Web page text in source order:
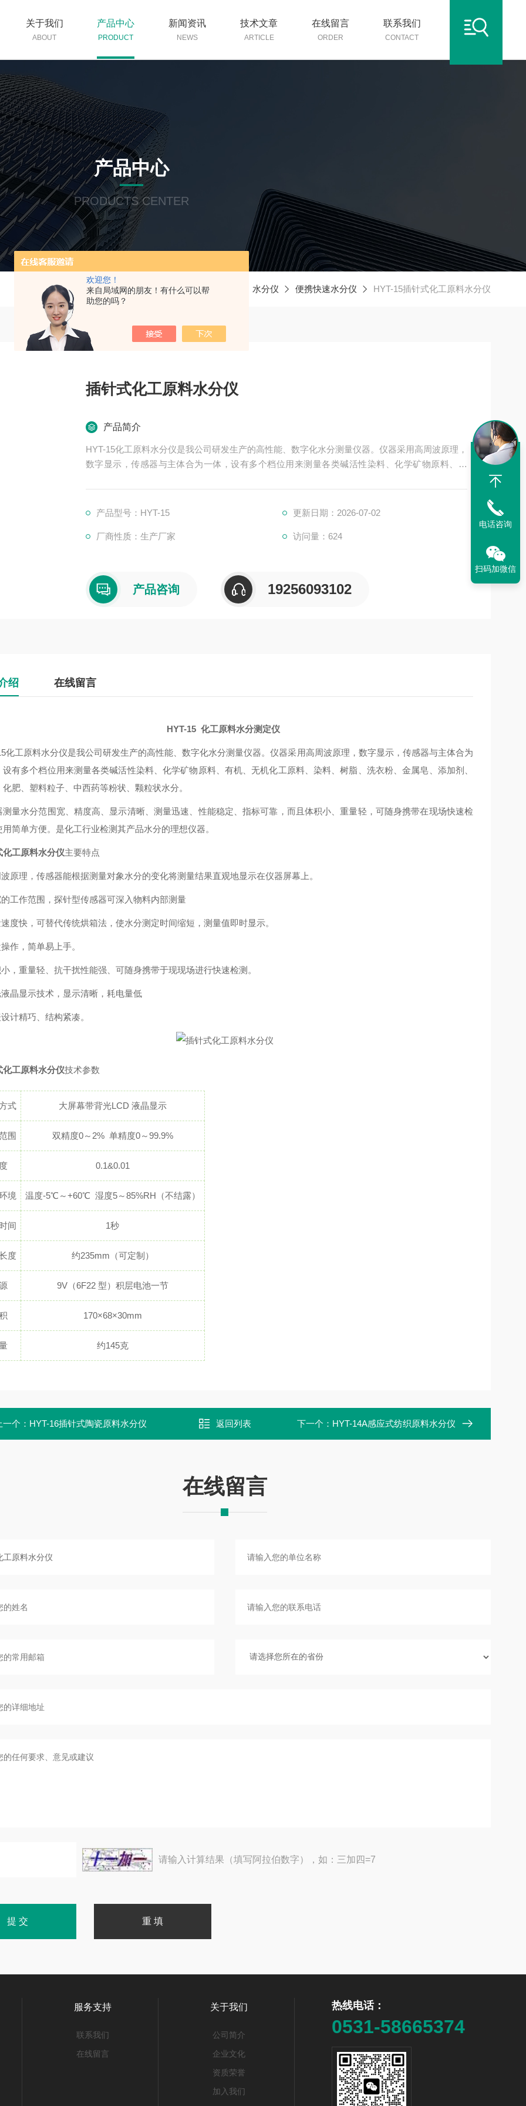
欢迎您！
来自局域网的朋友！有什么可以帮
助您的吗？
关于我们
ABOUT
产品中心
PRODUCT
新闻资讯
NEWS
技术文章
ARTICLE
在线留言
ORDER
联系我们
CONTACT
产品中心
PRODUCTS CENTER
当前位置：首页 产品中心 水分仪 便携快速水分仪 HYT-15插针式化工原料水分仪
插针式化工原料水分仪
产品简介
HYT-15化工原料水分仪是我公司研发生产的高性能、数字化水分测量仪器。仪器采用高周波原理，
数字显示，传感器与主体合为一体，设有多个档位用来测量各类碱活性染料、化学矿物原料、有
产品型号：HYT-15
更新日期：2026-07-02
厂商性质：生产厂家 访问量：624
产品咨询 19256093102
绍 在线留言
HYT-15 化工原料水分测定仪
化工原料水分仪是我公司研发生产的高性能、数字化水分测量仪器。仪器采用高周波原理，数字显示，传感器与主体合为
设有多个档位用来测量各类碱活性染料、化学矿物原料、有机、无机化工原料、染料、树脂、洗衣粉、金属皂、添加剂、
化肥、塑料粒子、中西药等粉状、颗粒状水分。
测量水分范围宽、精度高、显示清晰、测量迅速、性能稳定、指标可靠，而且体积小、重量轻，可随身携带在现场快速检
用简单方便。是化工行业检测其产品水分的理想仪器。
化工原料水分仪主要特点
原理，传感器能根据测量对象水分的变化将测量结果直观地显示在仪器屏幕上。
工作范围，探针型传感器可深入物料内部测量
度快，可替代传统烘箱法，使水分测定时间缩短，测量值即时显示。
作，简单易上手。
，重量轻、抗干扰性能强、可随身携带于现现场进行快速检测。
晶显示技术，显示清晰，耗电量低
计精巧、结构紧凑。
化工原料水分仪技术参数
式 大屏幕带背光LCD 液晶显示
围 双精度0～2% 单精度0～99.9%
0.1&0.01
境 温度-5℃～+60℃ 湿度5～85%RH（不结露）
间 1秒
度 约235mm（可定制）
9V（6F22 型）积层电池一节
170×68×30mm
约145克
一个： HYT-16插针式陶瓷原料水分仪 返回列表 下一个： HYT-14A感应式纺织原料水分仪
在线留言
请输入计算结果（填写阿拉伯数字），如：三加四=7
热线电话：
0531-58665374
服务支持
联系我们
在线留言
关于我们
公司简介
企业文化
资质荣誉
加入我们
电话咨询
扫码加微信